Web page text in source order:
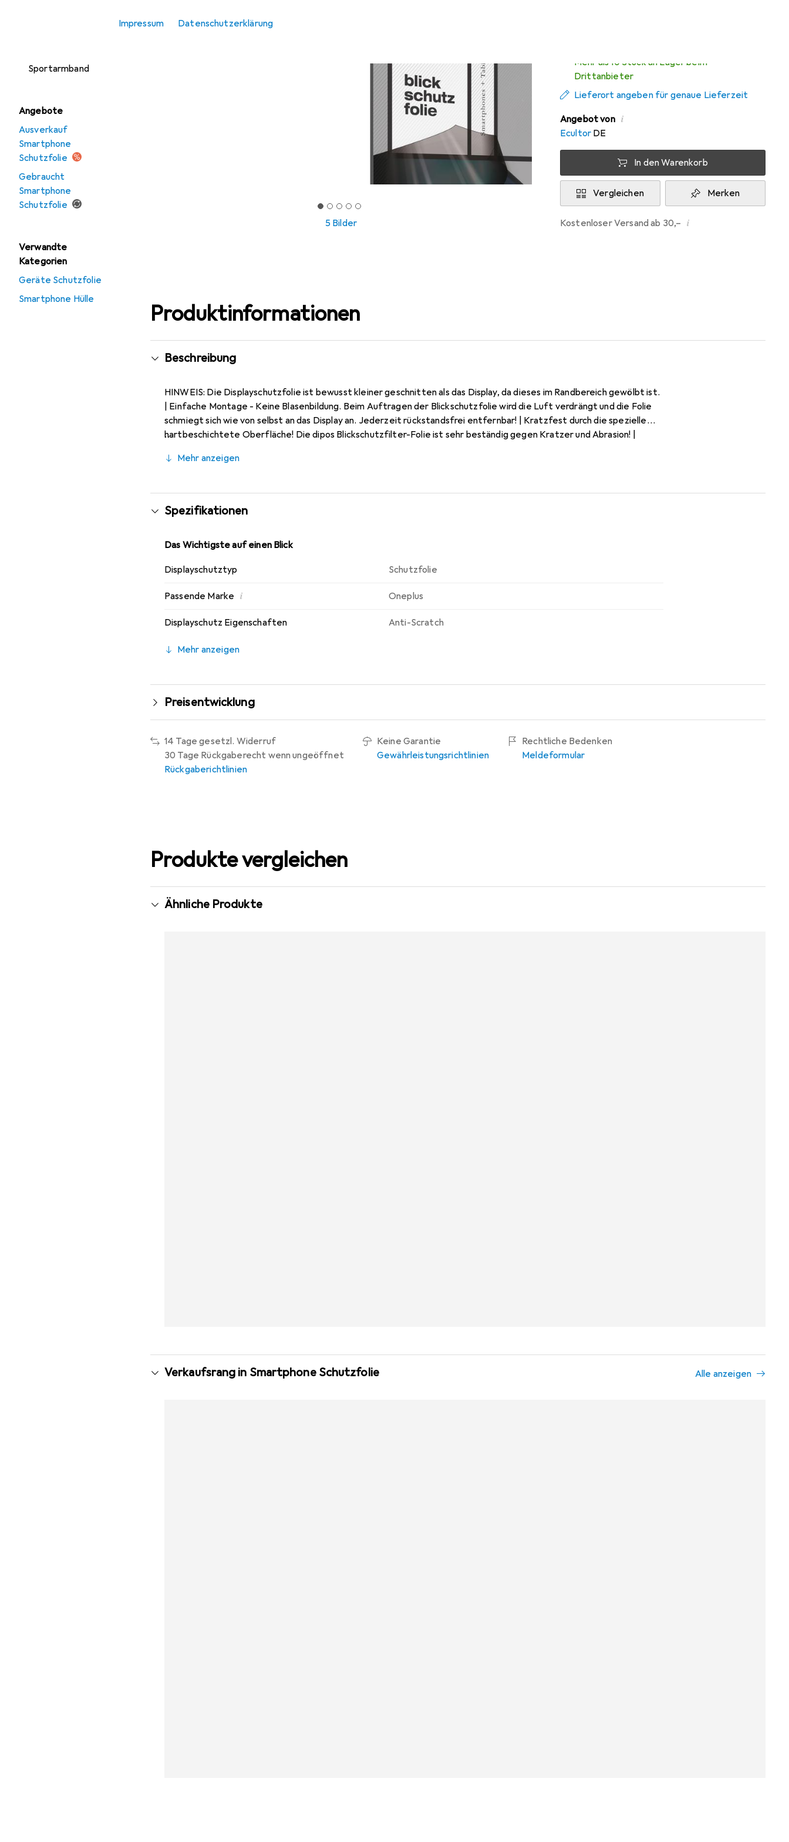
Impressum Datenschutzerklärung
Sportarmband
Angebote
Ausverkauf
Smartphone
Schutzfolie
Gebraucht
Smartphone
Schutzfolie
Verwandte
Kategorien
Geräte Schutzfolie
Smartphone Hülle
5 Bilder
Mehr als 10 Stück an Lager beim
Drittanbieter
Lieferort angeben für genaue Lieferzeit
Angebot von i
Ecultor DE
In den Warenkorb
Vergleichen Merken
Kostenloser Versand ab 30,– i
Produktinformationen
Beschreibung
HINWEIS: Die Displayschutzfolie ist bewusst kleiner geschnitten als das Display, da dieses im Randbereich gewölbt ist.
schmiegt sich wie von selbst an das Display an. Jederzeit rückstandsfrei entfernbar! | Kratzfest durch die spezielle
hartbeschichtete Oberfläche! Die dipos Blickschutzfilter-Folie ist sehr beständig gegen Kratzer und Abrasion! |
rückstandsfrei zu entfernen (ohne Klebstoff) | Blickschutzfolie kompatibel mit OnePlus 9 Pro (bewusst kleiner als das
Wege Sicht-Schutz - Integrierter Blickschutzfilter schützt sowohl im Hoch- als auch im Querformat.
Mehr anzeigen
Spezifikationen
Das Wichtigste auf einen Blick
Displayschutztyp Schutzfolie
Passende Marke i Oneplus
Displayschutz Eigenschaften Anti-Scratch
Mehr anzeigen
Preisentwicklung
14 Tage gesetzl. Widerruf
30 Tage Rückgaberecht wenn ungeöffnet
Rückgaberichtlinien
Keine Garantie
Gewährleistungsrichtlinien
Rechtliche Bedenken
Meldeformular
Produkte vergleichen
Ähnliche Produkte
Verkaufsrang in Smartphone Schutzfolie Alle anzeigen